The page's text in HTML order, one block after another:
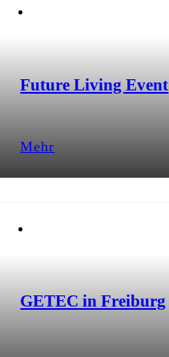
Future Living Event
Mehr
GETEC in Freiburg